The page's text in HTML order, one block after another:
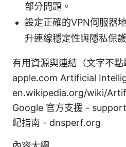
部分問題。
設定正確的VPN伺服器
升連線穩定性與隱私保護
有用資源與連結（文字不
apple.com Artificial
en.wikipedia.org/wiki/
Google 官方支援 -
紀指南 - dnsperf.org